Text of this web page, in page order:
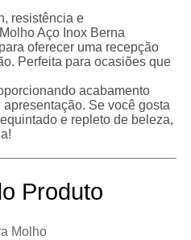
resistência e
Aço Inox Berna
oferecer uma recepção
Perfeita para ocasiões que
acabamento
Se você gosta
e repleto de beleza,
Produto
Molho